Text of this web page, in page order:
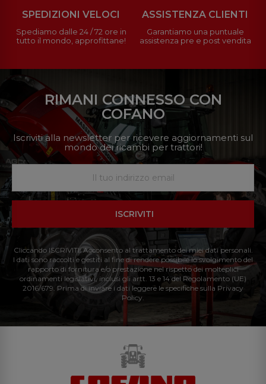
SPEDIZIONI VELOCI
Spediamo dalle 24 / 72 ore in
tutto il mondo, approfittane!
ASSISTENZA CLIENTI
Garantiamo una puntuale
assistenza pre e post vendita
RIMANI CONNESSO CON
COFANO
Iscriviti alla newsletter per ricevere aggiornamenti sul
mondo dei ricambi per trattori!
ISCRIVITI
Cliccando ISCRIVITI: Acconsento al trattamento dei miei dati personali.
I dati sono raccolti e gestiti al fine di rendere possibile lo svolgimento del
rapporto di fornitura e/o prestazione nel rispetto dei molteplici
ordinamenti legislativi, inclusi gli artt. 13 e 14 del Regolamento (UE)
2016/679. Prima di inviare i dati leggere le specifiche sulla Privacy
Policy.